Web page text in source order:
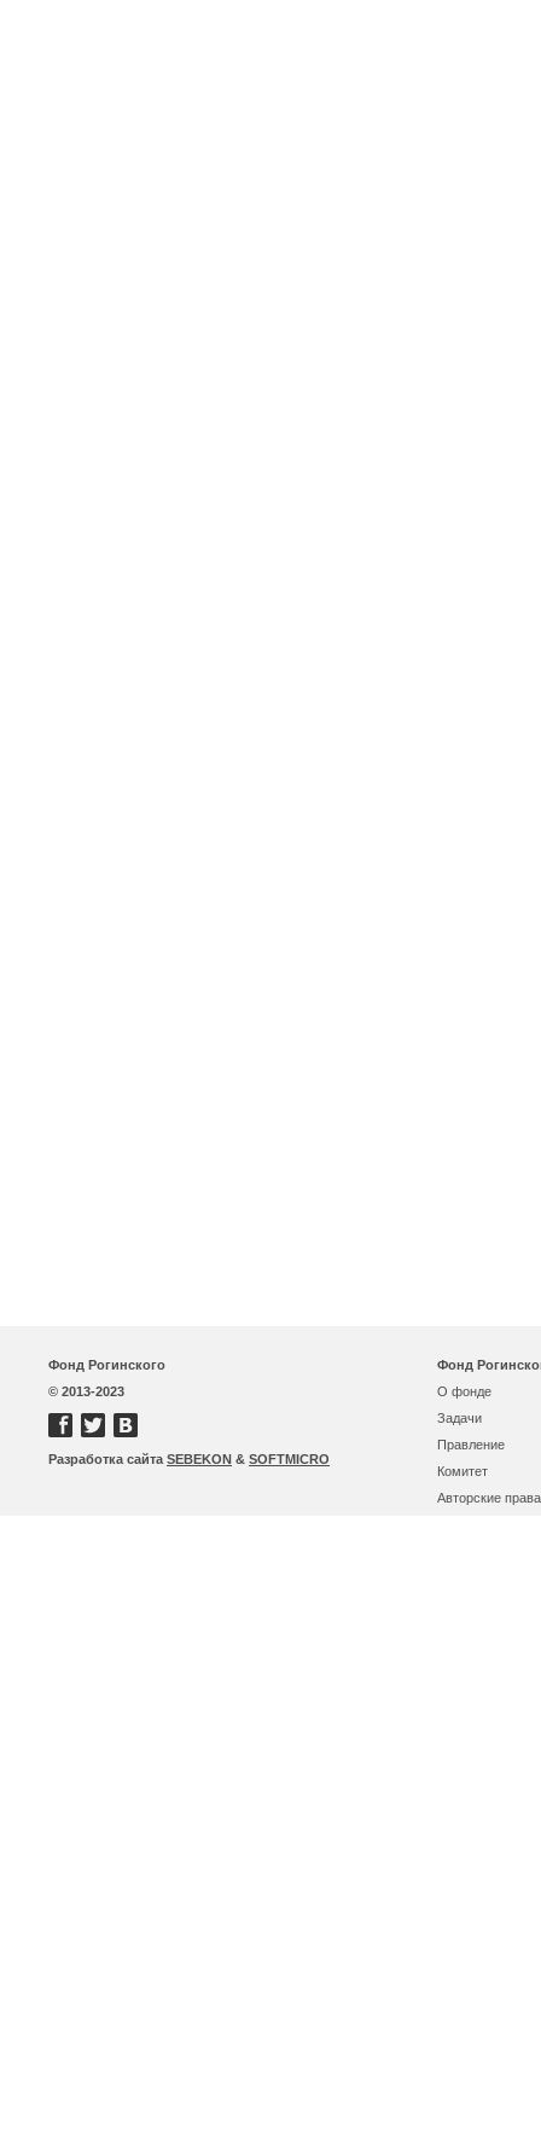
Фонд Рогинского
© 2013-2023
Разработка сайта SEBEKON & SOFTMICRO
Фонд
О фонде
Задачи
Правление
Комитет
Авторские права